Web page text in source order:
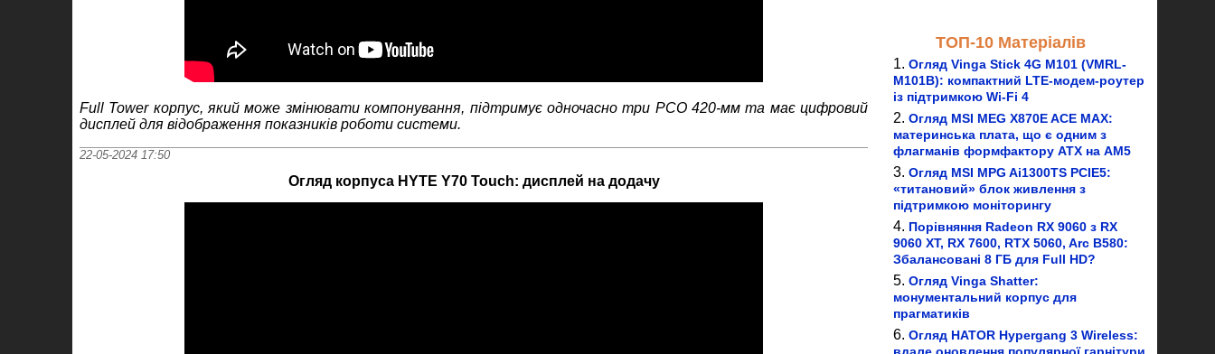
Full Tower корпус, який може змінювати компонування, підтримує одночасно три РСО 420-мм та має цифровий
дисплей для відображення показників роботи системи.
22-05-2024 17:50
Огляд корпуса HYTE Y70 Touch: дисплей на додачу
ТОП-10 Матеріалів
Огляд Vinga Stick 4G M101 (VMRL-
M101B): компактний LTE-модем-роутер
із підтримкою Wi-Fi 4
Огляд MSI MEG X870E ACE MAX:
материнська плата, що є одним з
флагманів формфактору ATX на AM5
Огляд MSI MPG Ai1300TS PCIE5:
«титановий» блок живлення з
підтримкою моніторингу
Порівняння Radeon RX 9060 з RX
9060 XT, RX 7600, RTX 5060, Arc B580:
Збалансовані 8 ГБ для Full HD?
Огляд Vinga Shatter:
монументальний корпус для
прагматиків
Огляд HATOR Hypergang 3 Wireless: